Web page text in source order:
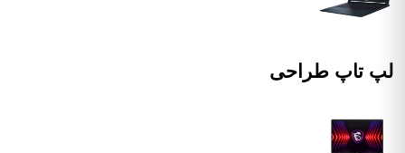
لپ تاپ طراحی